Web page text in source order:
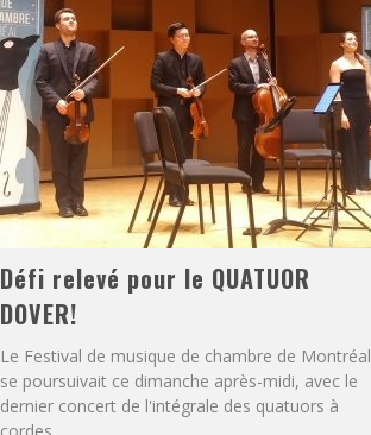
Défi relevé pour le QUATUOR
DOVER!
Le Festival de musique de chambre de Montréal
se poursuivait ce dimanche après-midi, avec le
dernier concert de l'intégrale des quatuors à